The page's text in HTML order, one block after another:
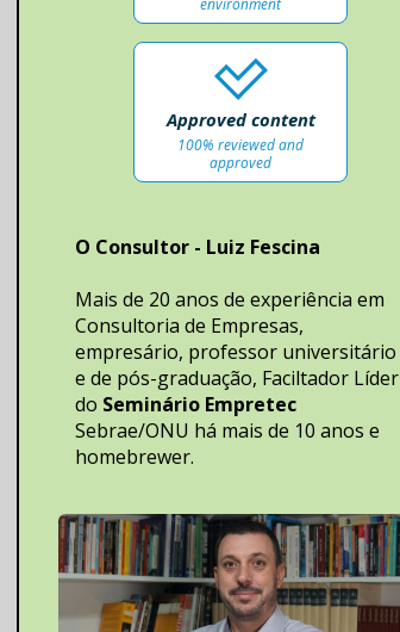
environment
Approved content
100% reviewed and
approved
O Consultor - Luiz Fescina
Mais de 20 anos de experiência em
Consultoria de Empresas,
empresário, professor universitário
e de pós-graduação, Faciltador Líder
do
Seminário Empretec
Sebrae/ONU há mais de 10 anos e
homebrewer.